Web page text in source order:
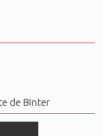
de BInter